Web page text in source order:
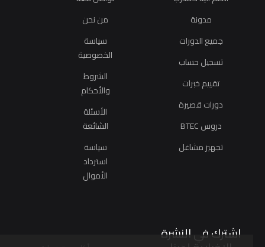
مدونة
جميع الدورات
تسجيل حساب
تقييم خبرات
دورات قصيرة
دروس BTEC
تجهيز مشاغل
من نحن
سياسة
الخصوصية
الشروط
والأحكام
الأسئلة
الشائعة
سياسة
استرداد
الأموال
اشترك في النشرة